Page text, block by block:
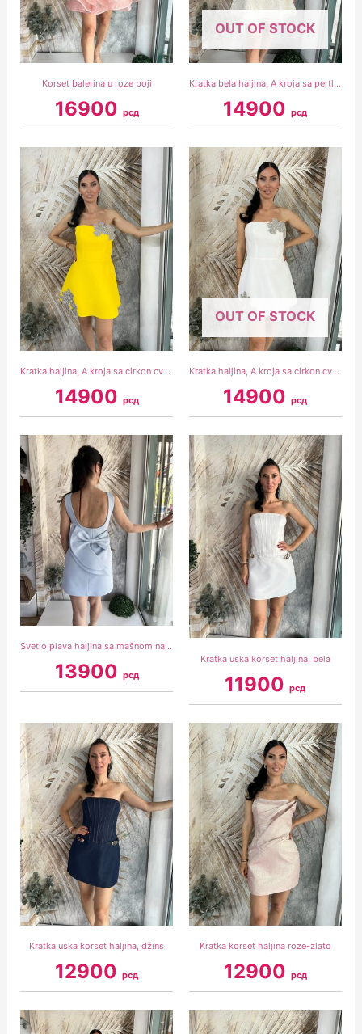
Korset balerina u roze boji
16900 рсд
OUT OF STOCK
Kratka bela haljina, A kroja sa pertlanjem na leđima
14900рсд
Kratka haljina, A kroja sa cirkon cvetovima, žuta
14900 рсд
OUT OF STOCK
Kratka haljina, A kroja sa cirkon cvetovima, bela
14900рсд
Svetlo plava haljina sa mašnom na leđima
13900 рсд
Kratka uska korset haljina, bela
11900рсд
Kratka uska korset haljina, džins
12900рсд
Kratka korset haljina roze-zlato
12900 рсд